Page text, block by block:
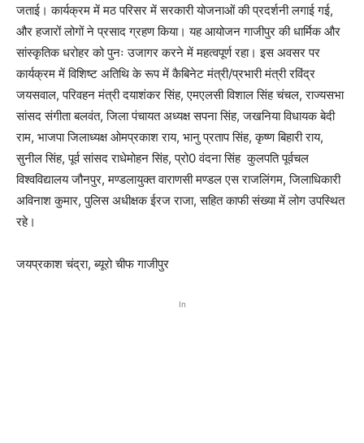
जताई। कार्यक्रम में मठ परिसर में सरकारी योजनाओं की प्रदर्शनी लगाई गई,
और हजारों लोगों ने प्रसाद ग्रहण किया। यह आयोजन गाजीपुर की धार्मिक और
सांस्कृतिक धरोहर को पुनः उजागर करने में महत्वपूर्ण रहा। इस अवसर पर
कार्यक्रम में विशिष्ट अतिथि के रूप में कैबिनेट मंत्री/प्रभारी मंत्री रविंद्र
जयसवाल, परिवहन मंत्री दयाशंकर सिंह, एमएलसी विशाल सिंह चंचल, राज्यसभा
सांसद संगीता बलवंत, जिला पंचायत अध्यक्ष सपना सिंह, जखनिया विधायक बेदी
राम, भाजपा जिलाध्यक्ष ओमप्रकाश राय, भानु प्रताप सिंह, कृष्ण बिहारी राय,
सुनील सिंह, पूर्व सांसद राधेमोहन सिंह, प्रो0 वंदना सिंह कुलपति पूर्वचल
विश्वविद्यालय जौनपुर, मण्डलायुक्त वाराणसी मण्डल एस राजलिंगम, जिलाधिकारी
अविनाश कुमार, पुलिस अधीक्षक ईरज राजा, सहित काफी संख्या में लोग उपस्थित
रहे।
जयप्रकाश चंद्रा, ब्यूरो चीफ गाजीपुर
In